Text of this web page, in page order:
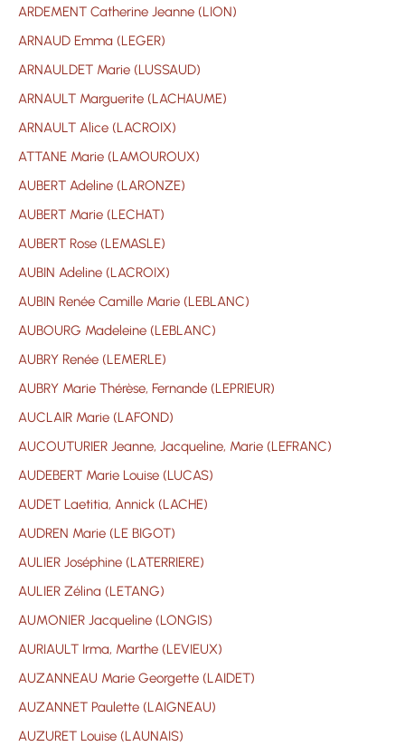
ARDEMENT Catherine Jeanne (LION)
ARNAUD Emma (LEGER)
ARNAULDET Marie (LUSSAUD)
ARNAULT Marguerite (LACHAUME)
ARNAULT Alice (LACROIX)
ATTANE Marie (LAMOUROUX)
AUBERT Adeline (LARONZE)
AUBERT Marie (LECHAT)
AUBERT Rose (LEMASLE)
AUBIN Adeline (LACROIX)
AUBIN Renée Camille Marie (LEBLANC)
AUBOURG Madeleine (LEBLANC)
AUBRY Renée (LEMERLE)
AUBRY Marie Thérèse, Fernande (LEPRIEUR)
AUCLAIR Marie (LAFOND)
AUCOUTURIER Jeanne, Jacqueline, Marie (LEFRANC)
AUDEBERT Marie Louise (LUCAS)
AUDET Laetitia, Annick (LACHE)
AUDREN Marie (LE BIGOT)
AULIER Joséphine (LATERRIERE)
AULIER Zélina (LETANG)
AUMONIER Jacqueline (LONGIS)
AURIAULT Irma, Marthe (LEVIEUX)
AUZANNEAU Marie Georgette (LAIDET)
AUZANNET Paulette (LAIGNEAU)
AUZURET Louise (LAUNAIS)